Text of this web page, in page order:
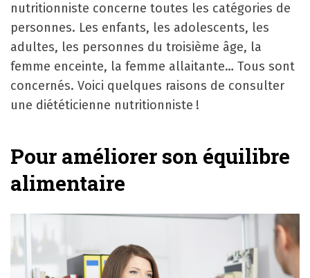
nutritionniste concerne toutes les catégories de
personnes. Les enfants, les adolescents, les
adultes, les personnes du troisième âge, la
femme enceinte, la femme allaitante… Tous sont
concernés. Voici quelques raisons de consulter
une diététicienne nutritionniste !
Pour améliorer son équilibre
alimentaire